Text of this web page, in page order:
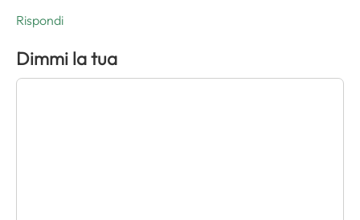
Rispondi
Dimmi la tua